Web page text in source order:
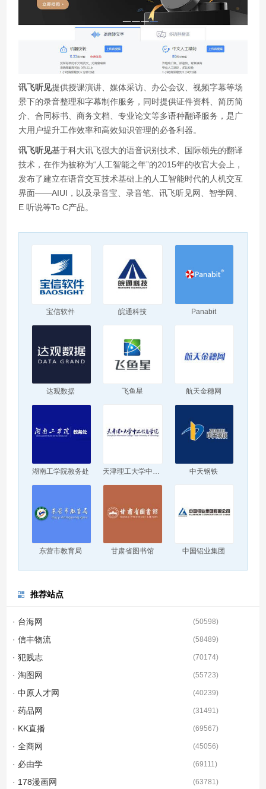
讯飞听见提供授课演讲、媒体采访、办公会议、视频字幕等场
景下的录音整理和字幕制作服务，同时提供证件资料、简历简
介、合同标书、商务文档、专业论文等多语种翻译服务，是广
大用户提升工作效率和高效知识管理的必备利器。
讯飞听见基于科大讯飞强大的语音识别技术、国际领先的翻译
技术，在作为被称为“人工智能之年”的2015年的收官大会上，
发布了建立在语音交互技术基础上的人工智能时代的人机交互
界面——AIUI，以及录音宝、录音笔、讯飞听见网、智学网、
E 听说等To C产品。
宝信软件 皖通科技 Panabit
达观数据 飞鱼星 航天金穗网
湖南工学院教务处 天津理工大学中环信息学院 中天钢铁
东营市教育局 甘肃省图书馆 中国铝业集团
推荐站点
· 台海网 (50598)
· 信丰物流 (58489)
· 犯贱志 (70174)
· 淘图网 (55723)
· 中原人才网 (40239)
· 药品网 (31491)
· KK直播 (69567)
· 全商网 (45056)
· 必由学 (69111)
· 178漫画网 (63781)